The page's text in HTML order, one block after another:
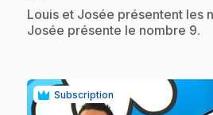
.Louis et Josée présentent les
Josée présente le nombre 9.
Subscription